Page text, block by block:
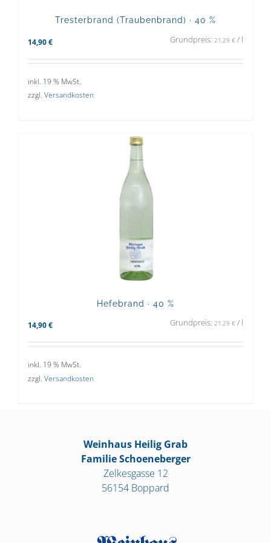
Tresterbrand (Traubenbrand) · 40 %
14,90 € Grundpreis: 21,29 € / l
inkl. 19 % MwSt.
zzgl. Versandkosten
Hefebrand · 40 %
14,90 € Grundpreis: 21,29 € / l
inkl. 19 % MwSt.
zzgl. Versandkosten
Weinhaus Heilig Grab
Familie Schoeneberger
Zelkesgasse 12
56154 Boppard